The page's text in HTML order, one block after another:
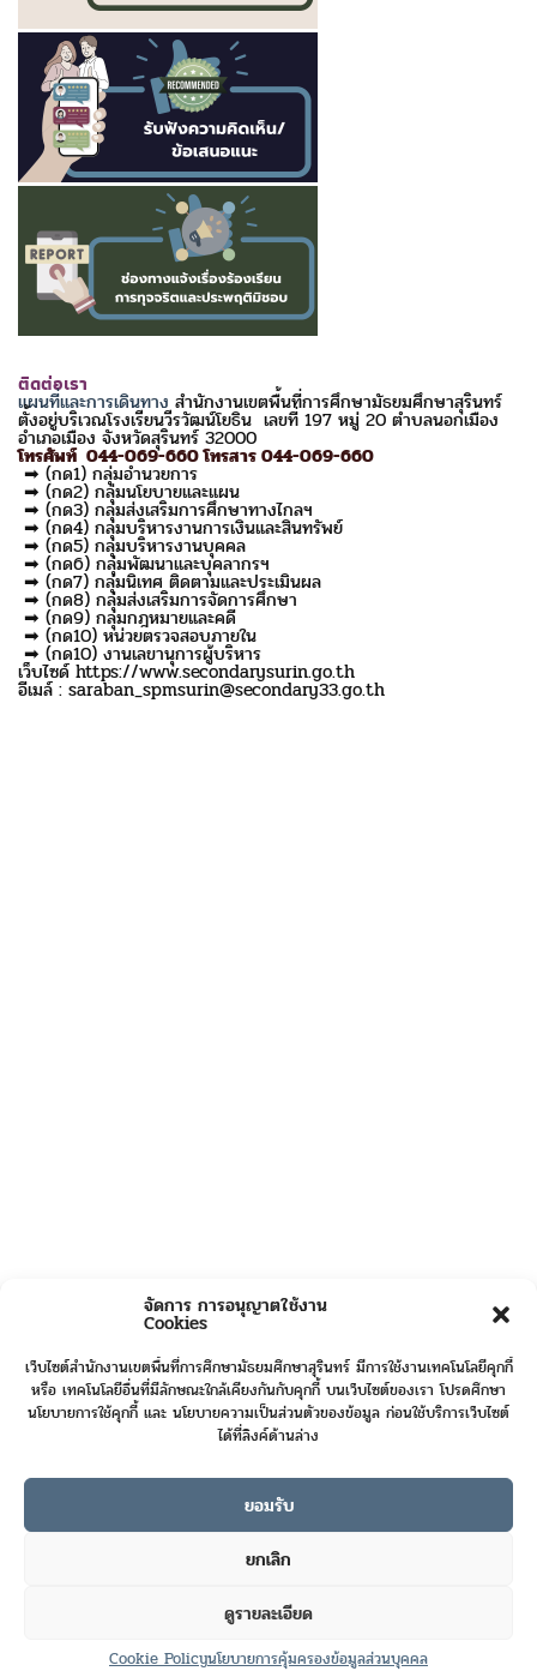
จัดการ การอนุญาตใช้งาน
Cookies
เว็บไซต์สำนักงานเขตพื้นที่การศึกษามัธยมศึกษาสุรินทร์ มีการใช้งานเทคโนโลยีคุกกี้
หรือ เทคโนโลยีอื่นที่มีลักษณะใกล้เคียงกันกับคุกกี้ บนเว็บไซต์ของเรา โปรดศึกษา
นโยบายการใช้คุกกี้ และ นโยบายความเป็นส่วนตัวของข้อมูล ก่อนใช้บริการเว็บไซต์
ได้ที่ลิงค์ด้านล่าง
ยอมรับ
ยกเลิก
ดูรายละเอียด
Cookie Policyนโยบายการคุ้มครองข้อมูลส่วนบุคคล
ติดต่อเรา
แผนที่และการเดินทางสำนักงานเขตพื้นที่การศึกษามัธยมศึกษาสุรินทร์
ตั้งอยู่บริเวณโรงเรียนวีรวัฒน์โยธิน เลขที่ 197 หมู่ 20 ตำบลนอกเมือง
อำเภอเมือง จังหวัดสุรินทร์ 32000
โทรศัพท์ 044-069-660 โทรสาร 044-069-660
➡ (กด1) กลุ่มอำนวยการ
➡ (กด2) กลุ่มนโยบายและแผน
➡ (กด3) กลุ่มส่งเสริมการศึกษาทางไกลฯ
➡ (กด4) กลุ่มบริหารงานการเงินและสินทรัพย์
➡ (กด5) กลุ่มบริหารงานบุคคล
➡ (กด6) กลุ่มพัฒนาและบุคลากรฯ
➡ (กด7) กลุ่มนิเทศ ติดตามและประเมินผล
➡ (กด8) กลุ่มส่งเสริมการจัดการศึกษา
➡ (กด9) กลุ่มกฎหมายและคดี
➡ (กด10) หน่วยตรวจสอบภายใน
➡ (กด10) งานเลขานุการผู้บริหาร
เว็บไซด์ https://www.secondarysurin.go.th
อีเมล์ : saraban_spmsurin@secondary33.go.th
421687